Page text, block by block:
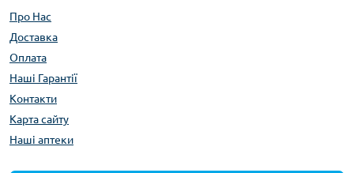
Про Нас
Доставка
Оплата
Наші Гарантії
Контакти
Карта сайту
Наші аптеки